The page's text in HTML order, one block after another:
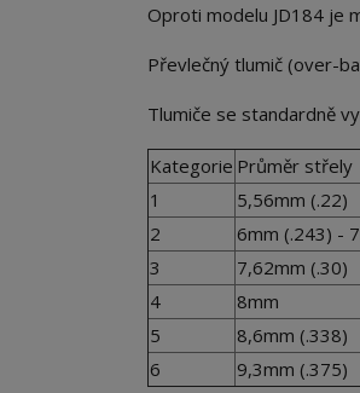
Oproti modelu JD184 je
Převlečný tlumič (over-
Tlumiče se standardně
Kategorie Průměr střely
1
5,56mm (.22)
2
6mm (.243) -
3
7,62mm (.30)
4
8mm
5
8,6mm (.338)
6
9,3mm (.375)